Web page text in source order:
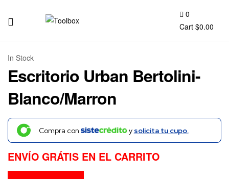
0
Cart $0.00
In Stock
Escritorio Urban Bertolini-
Blanco/Marron
Compra con y solicita tu cupo.
ENVÍO GRÁTIS EN EL CARRITO